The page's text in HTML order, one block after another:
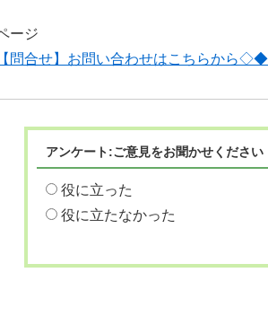
ージ
合せ】お問い合わせはこちらから◇◆
アンケート:ご意見をお聞かせください
役に立った
役に立たなかった